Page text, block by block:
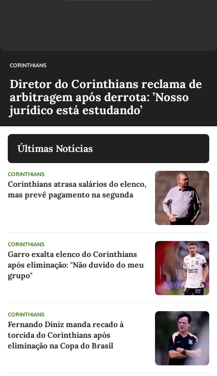
CORINTHIANS
Diretor do Corinthians reclama de
arbitragem após derrota: ’Nosso
jurídico está estudando’
Últimas Notícias
CORINTHIANS
Corinthians atrasa salários do elenco,
mas prevê pagamento na segunda
CORINTHIANS
Garro exalta elenco do Corinthians
após eliminação: "Não duvido do meu
grupo"
CORINTHIANS
Fernando Diniz manda recado à
torcida do Corinthians após
eliminação na Copa do Brasil